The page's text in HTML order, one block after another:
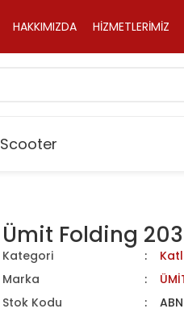
HAKKIMIZDA HİZMETLERİMİZ
Scooter
Ümit Folding
Kategori
Marka
Stok Kodu